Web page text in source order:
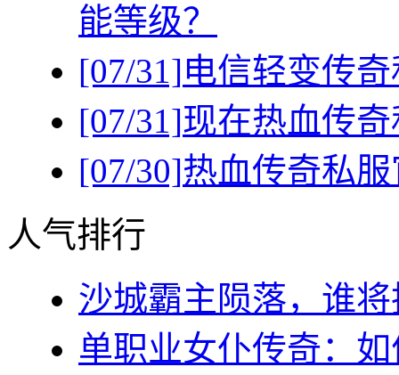
能等级？
[07/31]电信轻变传
[07/31]现在热血传
[07/30]热血传奇私
人气排行
沙城霸主陨落，谁
单职业女仆传奇：